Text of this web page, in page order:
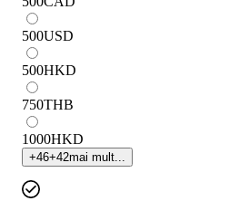
500USD
500HKD
750THB
1000HKD
+46+42mai mult...